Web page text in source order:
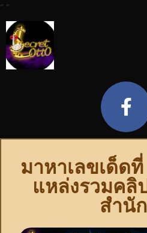
" "
มาหาเลขเด็ด
แหล่งรวมคลิ
สำนั